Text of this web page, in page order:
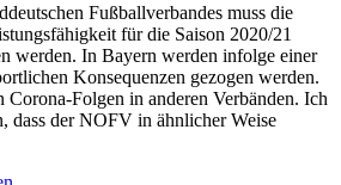
Fußballverbandes muss die
für die Saison 2020/21
werden. In Bayern werden infolge einer
Konsequenzen gezogen werden.
Corona-Folgen in anderen Verbänden. Ich
dass der NOFV in ähnlicher Weise